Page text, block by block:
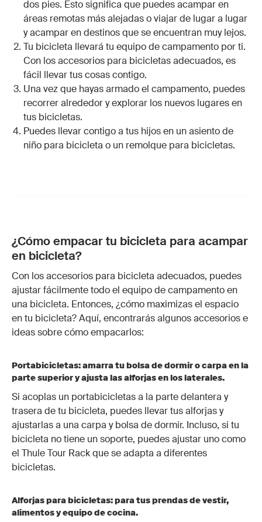
dos pies. Esto significa que puedes acampar en
áreas remotas más alejadas o viajar de lugar a lugar
y acampar en destinos que se encuentran muy lejos.
Tu bicicleta llevará tu equipo de campamento por ti.
Con los accesorios para bicicletas adecuados, es
fácil llevar tus cosas contigo.
Una vez que hayas armado el campamento, puedes
recorrer alrededor y explorar los nuevos lugares en
tus bicicletas.
Puedes llevar contigo a tus hijos en unasiento de
niño para bicicleta o un remolque para bicicletas.
¿Cómo empacar tu bicicleta para acampar
en bicicleta?
Con los accesorios para bicicleta adecuados, puedes
ajustar fácilmente todo el equipo de campamento en
una bicicleta. Entonces, ¿cómo maximizas el espacio
en tu bicicleta? Aquí, encontrarás algunos accesorios e
ideas sobre cómo empacarlos:
Portabicicletas: amarra tu bolsa de dormir o carpa en la
parte superior y ajusta las alforjas en los laterales.
Si acoplas un portabicicletas a la parte delantera y
trasera de tu bicicleta, puedes llevar tus alforjas y
ajustarlas a una carpa y bolsa de dormir. Incluso, si tu
bicicleta no tiene un soporte, puedes ajustar uno como
el Thule Tour Rack que se adapta a diferentes
bicicletas.
Alforjas para bicicletas: para tus prendas de vestir,
alimentos y equipo de cocina.